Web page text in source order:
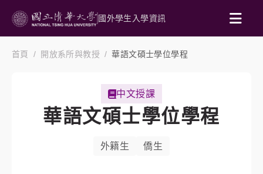
國外學生入學資訊
首頁 開放系所與教授 華語文碩士學位學程
中文授課
華語文碩士學位學程
外籍生 僑生